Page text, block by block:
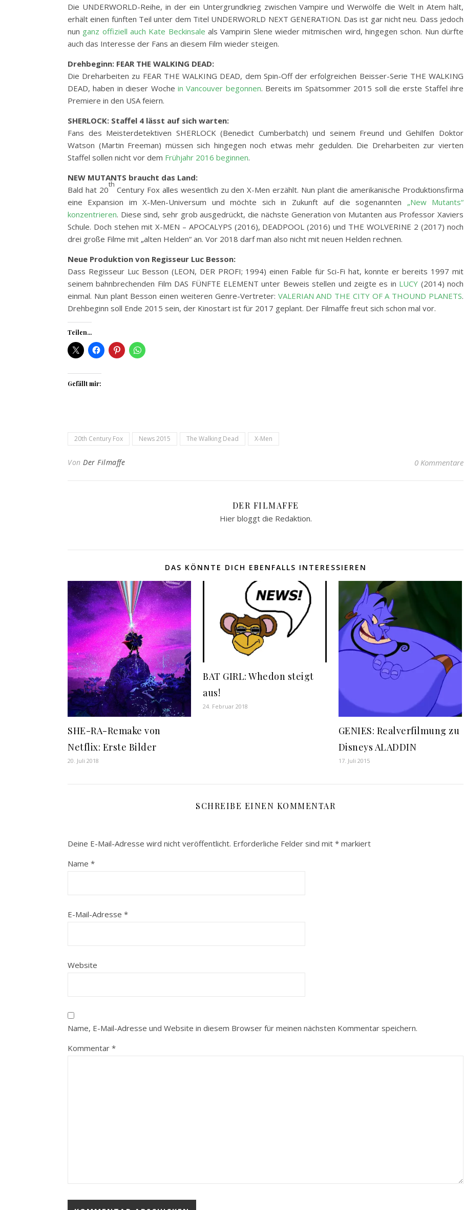
Die UNDERWORLD-Reihe, in der ein Untergrundkrieg zwischen Vampire und Werwölfe die Welt in Atem hält,
erhält einen fünften Teil unter dem Titel UNDERWORLD NEXT GENERATION. Das ist gar nicht neu. Dass jedoch
nun ganz offiziell auch Kate Beckinsale als Vampirin Slene wieder mitmischen wird, hingegen schon. Nun dürfte
auch das Interesse der Fans an diesem Film wieder steigen.
Drehbeginn: FEAR THE WALKING DEAD:
Die Dreharbeiten zu FEAR THE WALKING DEAD, dem Spin-Off der erfolgreichen Beisser-Serie THE WALKING
DEAD, haben in dieser Woche in Vancouver begonnen. Bereits im Spätsommer 2015 soll die erste Staffel ihre
Premiere in den USA feiern.
SHERLOCK: Staffel 4 lässt auf sich warten:
Fans des Meisterdetektiven SHERLOCK (Benedict Cumberbatch) und seinem Freund und Gehilfen Doktor
Watson (Martin Freeman) müssen sich hingegen noch etwas mehr gedulden. Die Dreharbeiten zur vierten
Staffel sollen nicht vor dem Frühjahr 2016 beginnen.
NEW MUTANTS braucht das Land:
Bald hat 20
th
Century Fox alles wesentlich zu den X-Men erzählt. Nun plant die amerikanische Produktionsfirma
eine Expansion im X-Men-Universum und möchte sich in Zukunft auf die sogenannten „New Mutants“
konzentrieren. Diese sind, sehr grob ausgedrückt, die nächste Generation von Mutanten aus Professor Xaviers
Schule. Doch stehen mit X-MEN – APOCALYPS (2016), DEADPOOL (2016) und THE WOLVERINE 2 (2017) noch
drei große Filme mit „alten Helden“ an. Vor 2018 darf man also nicht mit neuen Helden rechnen.
Neue Produktion von Regisseur Luc Besson:
Dass Regisseur Luc Besson (LEON, DER PROFI; 1994) einen Faible für Sci-Fi hat, konnte er bereits 1997 mit
seinem bahnbrechenden Film DAS FÜNFTE ELEMENT unter Beweis stellen und zeigte es in LUCY (2014) noch
einmal. Nun plant Besson einen weiteren Genre-Vertreter: VALERIAN AND THE CITY OF A THOUND PLANETS.
Drehbeginn soll Ende 2015 sein, der Kinostart ist für 2017 geplant. Der Filmaffe freut sich schon mal vor.
Teilen...
Gefällt mir:
20th Century Fox News 2015 The Walking Dead X-Men
Von Der Filmaffe 0 Kommentare
DER FILMAFFE
Hier bloggt die Redaktion.
DAS KÖNNTE DICH EBENFALLS INTERESSIEREN
SHE-RA-Remake von
Netflix: Erste Bilder
20. Juli 2018
BAT GIRL: Whedon steigt
aus!
24. Februar 2018
GENIES: Realverfilmung zu
Disneys ALADDIN
17. Juli 2015
SCHREIBE EINEN KOMMENTAR
Deine E-Mail-Adresse wird nicht veröffentlicht. Erforderliche Felder sind mit * markiert
Name *
E-Mail-Adresse *
Website
Name, E-Mail-Adresse und Website in diesem Browser für meinen nächsten Kommentar speichern.
Kommentar *